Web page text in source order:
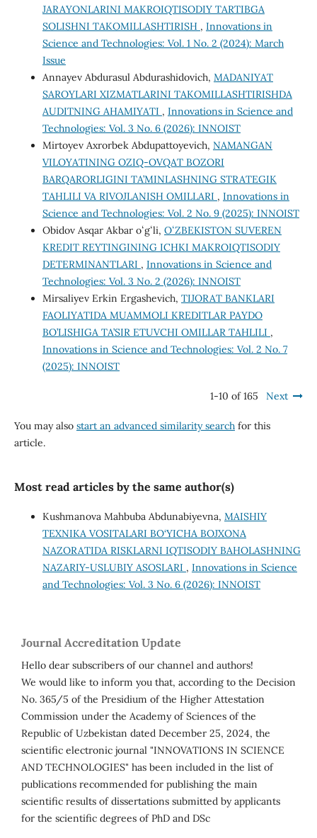
JARAYONLARINI MAKROIQTISODIY TARTIBGA
SOLISHNI TAKOMILLASHTIRISH , Innovations in
Science and Technologies: Vol. 1 No. 2 (2024): March
Issue
Annayev Abdurasul Abdurashidovich, MADANIYAT
SAROYLARI XIZMATLARINI TAKOMILLASHTIRISHDA
AUDITNING AHAMIYATI , Innovations in Science and
Technologies: Vol. 3 No. 6 (2026): INNOIST
Mirtoyev Axrorbek Abdupattoyevich, NAMANGAN
VILOYATINING OZIQ-OVQAT BOZORI
BARQARORLIGINI TA’MINLASHNING STRATEGIK
TAHLILI VA RIVOJLANISH OMILLARI , Innovations in
Science and Technologies: Vol. 2 No. 9 (2025): INNOIST
Obidov Asqar Akbar oʻgʻli, OʻZBEKISTON SUVEREN
KREDIT REYTINGINING ICHKI MAKROIQTISODIY
DETERMINANTLARI , Innovations in Science and
Technologies: Vol. 3 No. 2 (2026): INNOIST
Mirsaliyev Erkin Ergashevich, TIJORAT BANKLARI
FAOLIYATIDA MUAMMOLI KREDITLAR PAYDO
BO’LISHIGA TA’SIR ETUVCHI OMILLAR TAHLILI ,
Innovations in Science and Technologies: Vol. 2 No. 7
(2025): INNOIST
1-10 of 165 Next
You may also start an advanced similarity searchfor this
article.
Most read articles by the same author(s)
Kushmanova Mahbuba Abdunabiyevna, MAISHIY
TEXNIKA VOSITALARI BO‘YICHA BOJXONA
NAZORATIDA RISKLARNI IQTISODIY BAHOLASHNING
NAZARIY-USLUBIY ASOSLARI , Innovations in Science
and Technologies: Vol. 3 No. 6 (2026): INNOIST
Journal Accreditation Update
Hello dear subscribers of our channel and authors!
We would like to inform you that, according to the Decision
No. 365/5 of the Presidium of the Higher Attestation
Commission under the Academy of Sciences of the
Republic of Uzbekistan dated December 25, 2024, the
scientific electronic journal "INNOVATIONS IN SCIENCE
AND TECHNOLOGIES" has been included in the list of
publications recommended for publishing the main
scientific results of dissertations submitted by applicants
for the scientific degrees of PhD and DSc